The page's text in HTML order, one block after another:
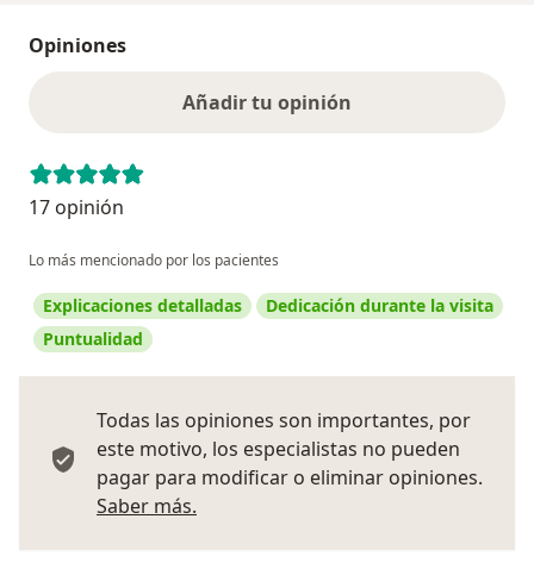
Opiniones
Añadir tu opinión
17 opinión
Lo más mencionado por los pacientes
Explicaciones detalladas
Dedicación durante la visita
Puntualidad
Todas las opiniones son importantes, por
este motivo, los especialistas no pueden
pagar para modificar o eliminar opiniones.
Saber más.